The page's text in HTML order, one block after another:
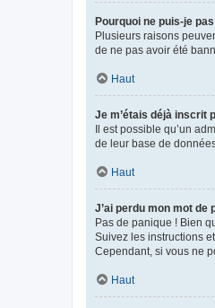
Pourquoi ne puis-je
Plusieurs raisons
de ne pas avoir été
Haut
Je m’étais déjà inscrit
Il est possible qu’un
de leur base de
Haut
J’ai perdu mon mot de
Pas de panique ! Bien
Suivez les instructions
Cependant, si vous ne
Haut